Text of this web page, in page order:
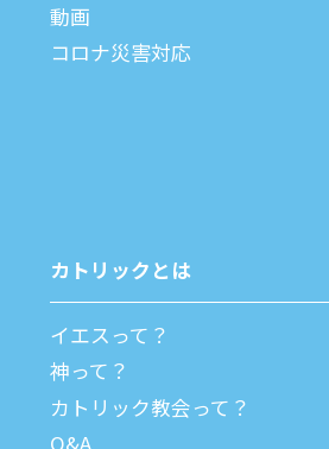
動画
コロナ災害対応
カトリックとは
イエスって？
神って？
カトリック教会って？
Q&A